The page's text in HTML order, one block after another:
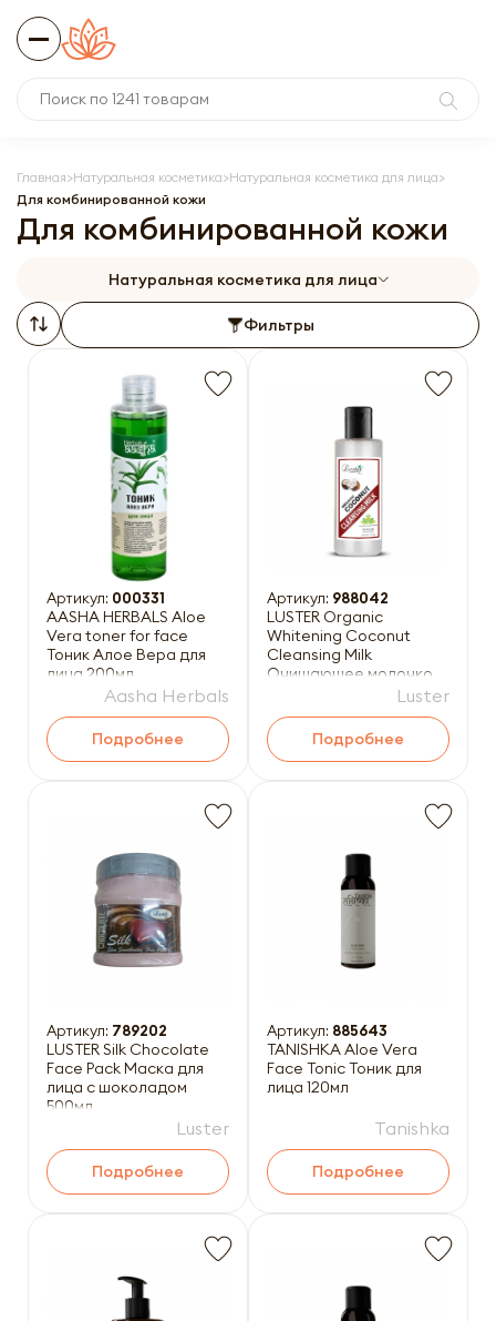
Главная Натуральная косметика Натуральная косметика для лица
Для комбинированной кожи
Для комбинированной кожи
Натуральная косметика для лица
Фильтры
Артикул: 000331
AASHA HERBALS Aloe
Vera toner for face
Тоник Алое Вера для
лица 200мл
Aasha Herbals
Подробнее
Артикул: 988042
LUSTER Organic
Whitening Coconut
Cleansing Milk
Очищающее молочко
для лица с кокосовой
Luster
Подробнее
Артикул: 789202
LUSTER Silk Chocolate
Face Pack Маска для
лица с шоколадом
500мл
Luster
Подробнее
Артикул: 885643
TANISHKA Aloe Vera
Face Tonic Тоник для
лица 120мл
Tanishka
Подробнее